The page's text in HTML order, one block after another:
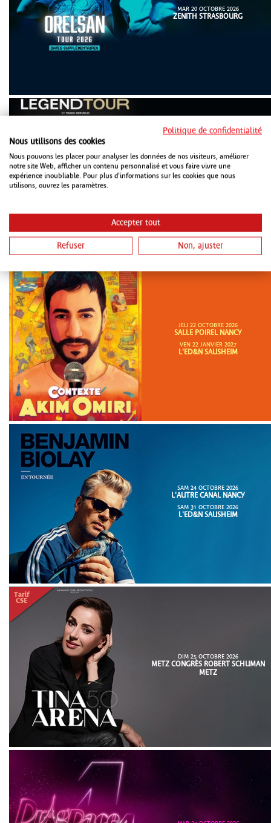
MAR 20 OCTOBRE 2026
ZENITH STRASBOURG
MER 21 OCTOBRE 2026
ZENITH STRASBOURG
JEU 22 OCTOBRE 2026
JEU 22 OCTOBRE 2026
SALLE POIREL NANCY
VEN 22 JANVIER 2027
L'ED&N SAUSHEIM
SAM 24 OCTOBRE 2026
L'AUTRE CANAL NANCY
SAM 31 OCTOBRE 2026
L'ED&N SAUSHEIM
DIM 25 OCTOBRE 2026
METZ CONGRÈS ROBERT SCHUMAN
METZ
Politique de confidentialité
Nous utilisons des cookies
Nous pouvons les placer pour analyser les données de nos visiteurs, améliorer
notre site Web, afficher un contenu personnalisé et vous faire vivre une
expérience inoubliable. Pour plus d'informations sur les cookies que nous
utilisons, ouvrez les paramètres.
Accepter tout
Refuser Non, ajuster